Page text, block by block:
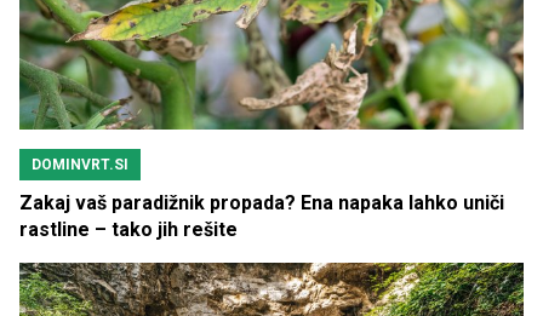
DOMINVRT.SI
Zakaj vaš paradižnik propada? Ena napaka lahko uniči
rastline – tako jih rešite